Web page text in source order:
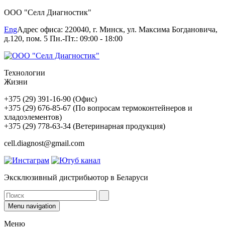
ООО "Селл Диагностик"
EngАдрес офиса: 220040, г. Минск, ул. Максима Богдановича,
д.120, пом. 5 Пн.-Пт.: 09:00 - 18:00
Технологии
Жизни
+375 (29) 391-16-90 (Офис)
+375 (29) 676-85-67 (По вопросам термоконтейнеров и
хладоэлементов)
+375 (29) 778-63-34 (Ветеринарная продукция)
cell.diagnost@gmail.com
Эксклюзивный дистрибьютор в Беларуси
Menu navigation
Меню